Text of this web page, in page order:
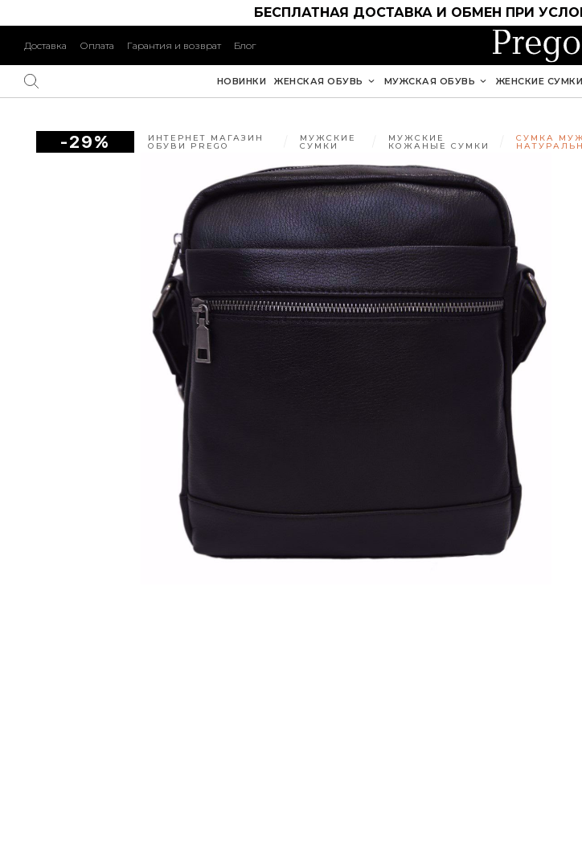
БЕСПЛАТНАЯ ДОСТАВКА И ОБМЕН ПРИ
Доставка Оплата Гарантия и возврат Блог
НОВИНКИ ЖЕНСКАЯ ОБУВЬ МУЖСКАЯ ОБУВЬ ЖЕНСКИЕ СУМКИ
-29% ИНТЕРНЕТ МАГАЗИН
ОБУВИ PREGO
МУЖСКИЕ
СУМКИ
МУЖСКИЕ
КОЖАНЫЕ СУМКИ
СУМКА